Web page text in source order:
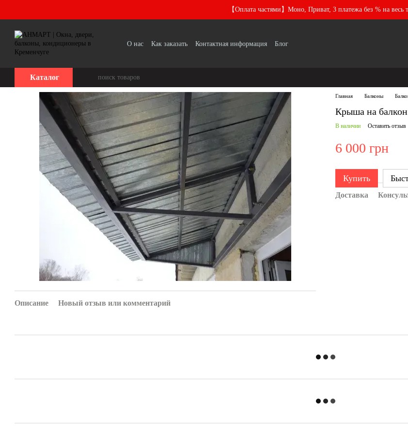
【Оплата частями】Моно, Приват, 3 платежа без % на весь
О нас Как заказать Контактная информация Блог
Каталог
Описание Новый отзыв или комментарий
Главная Балконы
Крыша на
В наличии Оставить отзыв
6 000 грн
Купить
Доставка